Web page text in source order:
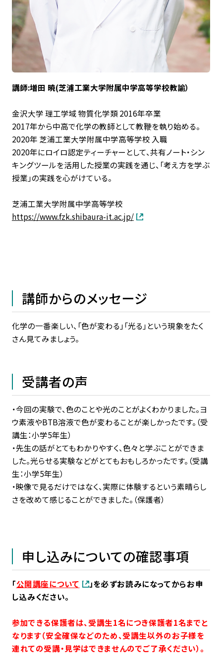
講師:増田 暁(芝浦工業大学附属中学高等学校教諭）
金沢大学 理工学域 物質化学類 2016年卒業
2017年から中高で化学の教師として教鞭を執り始める。
2020年 芝浦工業大学附属中学高等学校 入職
2020年にロイロ認定ティーチャーとして、共有ノート・シン
キングツールを活用した授業の実践を通じ、「考え方を学ぶ
授業」の実践を心がけている。
芝浦工業大学附属中学高等学校
https://www.fzk.shibaura-it.ac.jp/
講師からのメッセージ
化学の一番楽しい、「色が変わる」「光る」という現象をたく
さん見てみましょう。
受講者の声
・今回の実験で、色のことや光のことがよくわかりました。ヨ
ウ素液やBTB溶液で色が変わることが楽しかったです。（受
講生：小学5年生）
・先生の話がとてもわかりやすく、色々と学ぶことができま
した。光らせる実験などがとてもおもしろかったです。（受講
生：小学5年生）
・映像で見るだけではなく、実際に体験するという素晴らし
さを改めて感じることができました。（保護者）
申し込みについての確認事項
「公開講座について
」を必ずお読みになってからお申
し込みください。
参加できる保護者は、受講生1名につき保護者1名までと
なります（安全確保などのため、受講生以外のお子様を
連れての受講・見学はできませんのでご了承ください）。